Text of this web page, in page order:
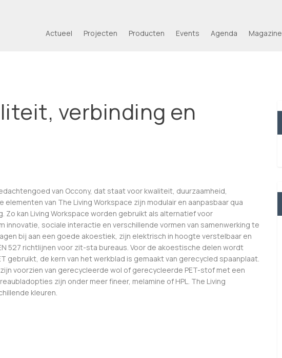
Actueel Projecten Producten Events Agenda Magazine
verbinding en
van Occony, dat staat voor kwaliteit, duurzaamheid,
elementen van The Living Workspace zijn modulair en aanpasbaar qua
Zo kan Living Workspace worden gebruikt als alternatief voor
innovatie, sociale interactie en verschillende vormen van samenwerking te
bij aan een goede akoestiek, zijn elektrisch in hoogte verstelbaar en
527 richtlijnen voor zit-sta bureaus. Voor de akoestische delen wordt
gebruikt, de kern van het werkblad is gemaakt van gerecycled spaanplaat.
voorzien van gerecycleerde wol of gerecycleerde PET-stof met een
zijn onder meer fineer, melamine of HPL. The Living
kleuren.